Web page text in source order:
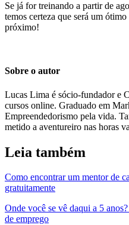
Se já for treinando a partir de
temos certeza que será um
próximo!
Sobre o autor
Lucas Lima é sócio-fundador e
cursos online. Graduado em
Empreendedorismo pela vida.
metido a aventureiro nas horas
Leia também
Como encontrar um mentor de
gratuitamente
Onde você se vê daqui a 5
de emprego